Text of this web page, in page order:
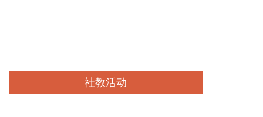
社教活动